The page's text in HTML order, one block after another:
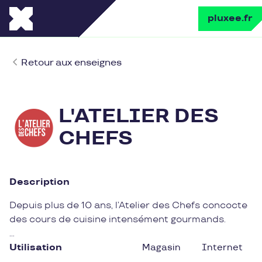
pluxee.fr
Retour aux enseignes
L'ATELIER DES
CHEFS
Description
Depuis plus de 10 ans, l’Atelier des Chefs concocte
des cours de cuisine intensément gourmands.
Débutant ou cordon bleu, venez vivre un moment
Utilisation Magasin Internet